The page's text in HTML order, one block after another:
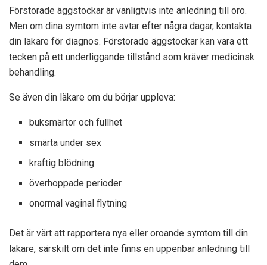
Förstorade äggstockar är vanligtvis inte anledning till oro.
Men om dina symtom inte avtar efter några dagar, kontakta
din läkare för diagnos. Förstorade äggstockar kan vara ett
tecken på ett underliggande tillstånd som kräver medicinsk
behandling.
Se även din läkare om du börjar uppleva:
buksmärtor och fullhet
smärta under sex
kraftig blödning
överhoppade perioder
onormal vaginal flytning
Det är värt att rapportera nya eller oroande symtom till din
läkare, särskilt om det inte finns en uppenbar anledning till